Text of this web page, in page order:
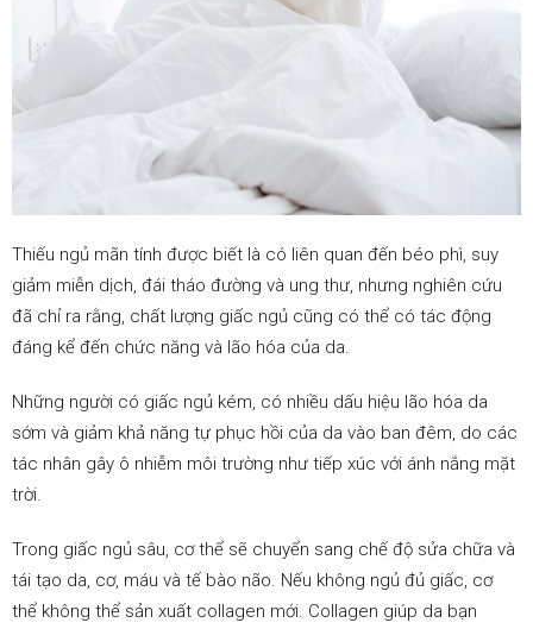
Thiếu ngủ mãn tính được biết là có liên quan đến béo phì, suy
giảm miễn dịch, đái tháo đường và ung thư, nhưng nghiên cứu
đã chỉ ra rằng, chất lượng giấc ngủ cũng có thể có tác động
đáng kể đến chức năng và lão hóa của da.
Những người có giấc ngủ kém, có nhiều dấu hiệu lão hóa da
sớm và giảm khả năng tự phục hồi của da vào ban đêm, do các
tác nhân gây ô nhiễm môi trường như tiếp xúc với ánh nắng mặt
trời.
Trong giấc ngủ sâu, cơ thể sẽ chuyển sang chế độ sửa chữa và
tái tạo da, cơ, máu và tế bào não. Nếu không ngủ đủ giấc, cơ
thể không thể sản xuất collagen mới. Collagen giúp da bạn